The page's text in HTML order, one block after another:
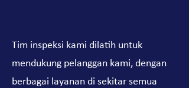
Tim inspeksi kami dilatih untuk
mendukung pelanggan kami, dengan
berbagai layanan di sekitar semua